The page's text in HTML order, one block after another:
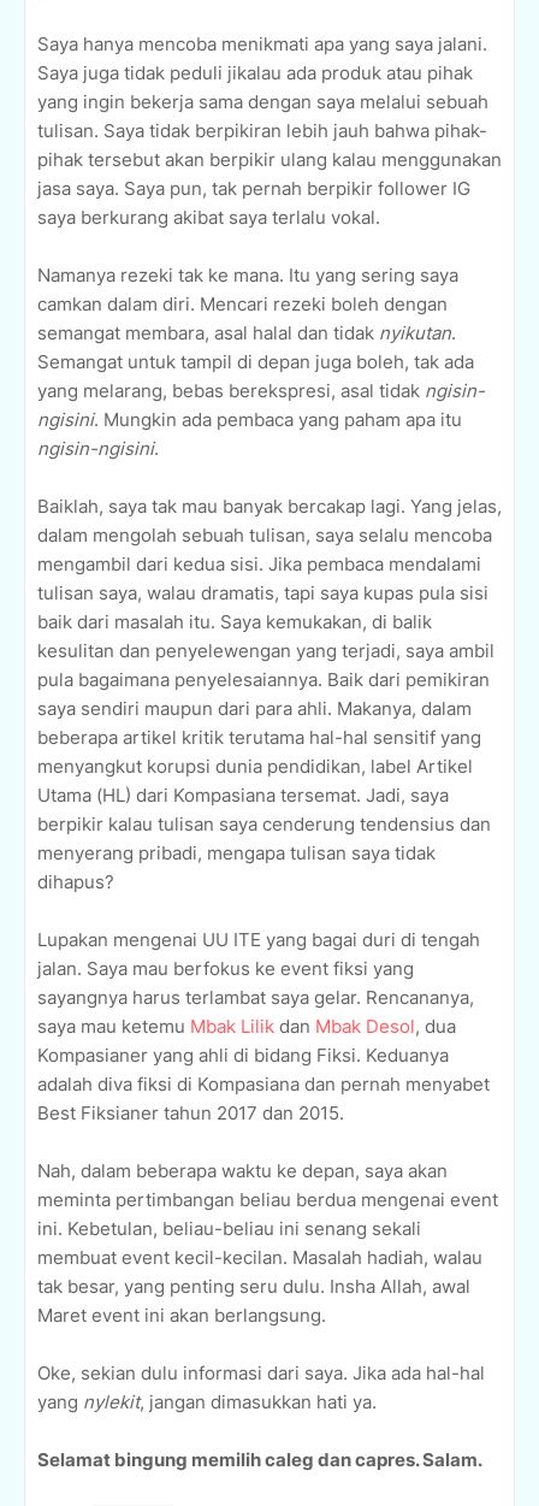
Saya hanya mencoba menikmati apa yang saya jalani.
Saya juga tidak peduli jikalau ada produk atau pihak
yang ingin bekerja sama dengan saya melalui sebuah
tulisan. Saya tidak berpikiran lebih jauh bahwa pihak-
pihak tersebut akan berpikir ulang kalau menggunakan
jasa saya. Saya pun, tak pernah berpikir follower IG
saya berkurang akibat saya terlalu vokal.
Namanya rezeki tak ke mana. Itu yang sering saya
camkan dalam diri. Mencari rezeki boleh dengan
semangat membara, asal halal dan tidak nyikutan.
Semangat untuk tampil di depan juga boleh, tak ada
yang melarang, bebas berekspresi, asal tidak ngisin-
ngisini. Mungkin ada pembaca yang paham apa itu
ngisin-ngisini.
Baiklah, saya tak mau banyak bercakap lagi. Yang jelas,
dalam mengolah sebuah tulisan, saya selalu mencoba
mengambil dari kedua sisi. Jika pembaca mendalami
tulisan saya, walau dramatis, tapi saya kupas pula sisi
baik dari masalah itu. Saya kemukakan, di balik
kesulitan dan penyelewengan yang terjadi, saya ambil
pula bagaimana penyelesaiannya. Baik dari pemikiran
saya sendiri maupun dari para ahli. Makanya, dalam
beberapa artikel kritik terutama hal-hal sensitif yang
menyangkut korupsi dunia pendidikan, label Artikel
Utama (HL) dari Kompasiana tersemat. Jadi, saya
berpikir kalau tulisan saya cenderung tendensius dan
menyerang pribadi, mengapa tulisan saya tidak
dihapus?
Lupakan mengenai UU ITE yang bagai duri di tengah
jalan. Saya mau berfokus ke event fiksi yang
sayangnya harus terlambat saya gelar. Rencananya,
saya mau ketemu Mbak Lilik dan Mbak Desol, dua
Kompasianer yang ahli di bidang Fiksi. Keduanya
adalah diva fiksi di Kompasiana dan pernah menyabet
Best Fiksianer tahun 2017 dan 2015.
Nah, dalam beberapa waktu ke depan, saya akan
meminta pertimbangan beliau berdua mengenai event
ini. Kebetulan, beliau-beliau ini senang sekali
membuat event kecil-kecilan. Masalah hadiah, walau
tak besar, yang penting seru dulu. Insha Allah, awal
Maret event ini akan berlangsung.
Oke, sekian dulu informasi dari saya. Jika ada hal-hal
yang nylekit, jangan dimasukkan hati ya.
Selamat bingung memilih caleg dan capres. Salam.